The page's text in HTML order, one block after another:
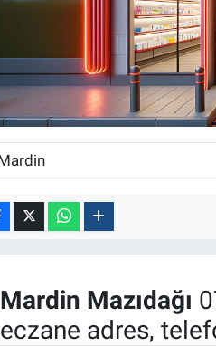
Mardin Mazıdağı
eczane adres,